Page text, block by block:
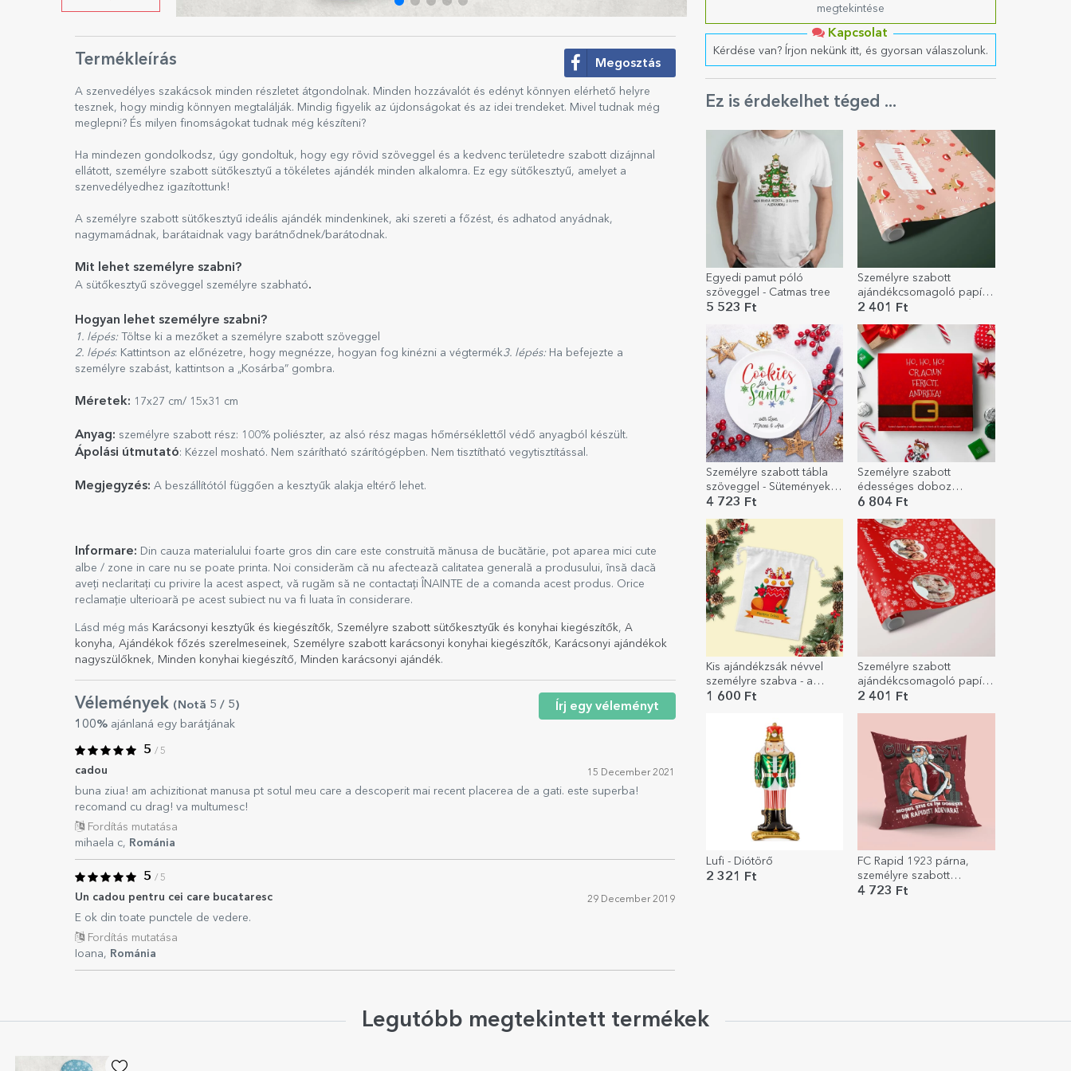
megtekintése
Kapcsolat
Kérdése van? Írjon nekünk itt, és gyorsan válaszolunk.
Ez is érdekelhet téged ...
Egyedi pamut póló
szöveggel - Catmas tree
5 523 Ft
Személyre szabott
ajándékcsomagoló papír
szöveggel a szélén - Édes
2 401 Ft
Személyre szabott tábla
szöveggel - Sütemények a
Mikulásnak
4 723 Ft
Személyre szabott
édességes doboz
szöveggel - Ho, ho, ho!
6 804 Ft
Kis ajándékzsák névvel
személyre szabva - a
Mikulástól
1 600 Ft
Személyre szabott
ajándékcsomagoló papír
3 fotóval és szöveggel -
2 401 Ft
Lufi - Diótörő
2 321 Ft
FC Rapid 1923 párna,
személyre szabott
szöveggel, nagy méretű -
4 723 Ft
Termékleírás Megosztás
A szenvedélyes szakácsok minden részletet átgondolnak. Minden hozzávalót és edényt könnyen elérhető helyre
tesznek, hogy mindig könnyen megtalálják. Mindig figyelik az újdonságokat és az idei trendeket. Mivel tudnak még
meglepni? És milyen finomságokat tudnak még készíteni?
Ha mindezen gondolkodsz, úgy gondoltuk, hogy egy rövid szöveggel és a kedvenc területedre szabott dizájnnal
ellátott, személyre szabott sütőkesztyű a tökéletes ajándék minden alkalomra. Ez egy sütőkesztyű, amelyet a
szenvedélyedhez igazítottunk!
A személyre szabott sütőkesztyű ideális ajándék mindenkinek, aki szereti a főzést, és adhatod anyádnak,
nagymamádnak, barátaidnak vagy barátnődnek/barátodnak.
Mit lehet személyre szabni?
A sütőkesztyű szöveggel személyre szabható.
Hogyan lehet személyre szabni?
1. lépés: Töltse ki a mezőket a személyre szabott szöveggel
2. lépés: Kattintson az előnézetre, hogy megnézze, hogyan fog kinézni a végtermék3. lépés: Ha befejezte a
személyre szabást, kattintson a „Kosárba” gombra.
Méretek: 17x27 cm/ 15x31 cm
Anyag: személyre szabott rész: 100% poliészter, az alsó rész magas hőmérséklettől védő anyagból készült.
Ápolási útmutató: Kézzel mosható. Nem szárítható szárítógépben. Nem tisztítható vegytisztítással.
Megjegyzés: A beszállítótól függően a kesztyűk alakja eltérő lehet.
Informare: Din cauza materialului foarte gros din care este construită mănusa de bucătărie, pot aparea mici cute
albe / zone in care nu se poate printa. Noi considerăm că nu afectează calitatea generală a produsului, însă dacă
aveți neclaritați cu privire la acest aspect, vă rugăm să ne contactați ÎNAINTE de a comanda acest produs. Orice
reclamație ulterioară pe acest subiect nu va fi luata în considerare.
Lásd még más Karácsonyi kesztyűk és kiegészítők, Személyre szabott sütőkesztyűk és konyhai kiegészítők, A
konyha, Ajándékok főzés szerelmeseinek, Személyre szabott karácsonyi konyhai kiegészítők, Karácsonyi ajándékok
nagyszülőknek, Minden konyhai kiegészítő, Minden karácsonyi ajándék.
Vélemények (Notă 5 / 5)
100% ajánlaná egy barátjának
Írj egy véleményt
5 / 5
cadou 15 December 2021
buna ziua! am achizitionat manusa pt sotul meu care a descoperit mai recent placerea de a gati. este superba!
recomand cu drag! va multumesc!
Fordítás mutatása
mihaela c, Románia
5 / 5
Un cadou pentru cei care bucataresc 29 December 2019
E ok din toate punctele de vedere.
Fordítás mutatása
Ioana, Románia
Legutóbb megtekintett termékek